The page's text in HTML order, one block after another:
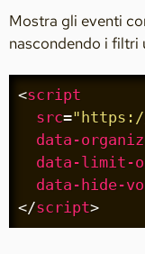
Mostra gli eventi
nascondendo i filtri
<script
src=
data-
data-limit-
data-hide-
</script>